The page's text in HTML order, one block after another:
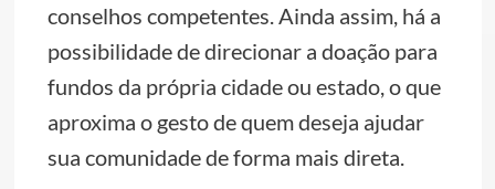
conselhos competentes. Ainda assim, há a
possibilidade de direcionar a doação para
fundos da própria cidade ou estado, o que
aproxima o gesto de quem deseja ajudar
sua comunidade de forma mais direta.